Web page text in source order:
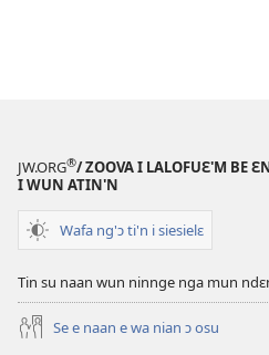
JW.ORG®/ ZOOVA I LALOFUƐ'M BE
I WUN ATIN'N
Wafa ng'ɔ ti'n i siesielɛ
Tin su naan wun ninnge nga mun
Se e naan e wa nian ɔ osu